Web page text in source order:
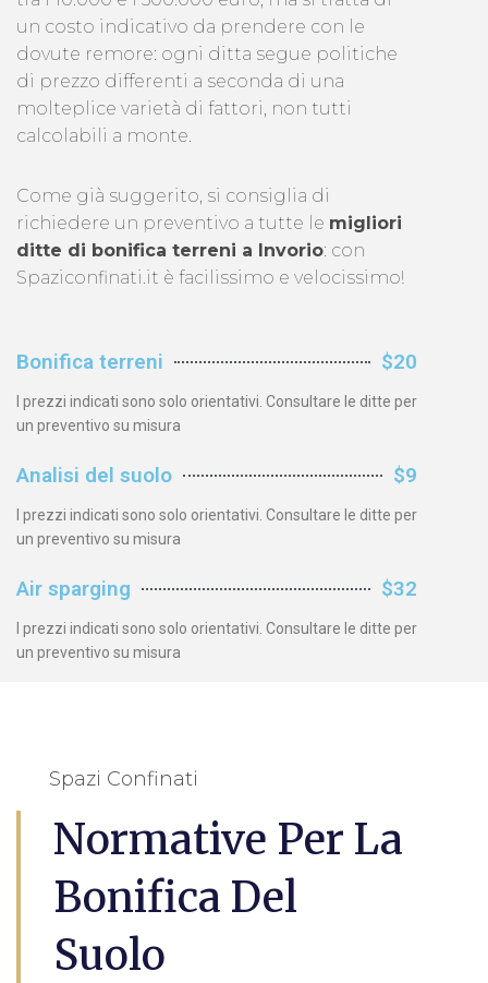
un costo indicativo da prendere con le
dovute remore: ogni ditta segue politiche
di prezzo differenti a seconda di una
molteplice varietà di fattori, non tutti
calcolabili a monte.
Come già suggerito, si consiglia di
richiedere un preventivo a tutte le migliori
ditte di bonifica terreni a Invorio: con
Spaziconfinati.it è facilissimo e velocissimo!
Bonifica terreni $20
I prezzi indicati sono solo orientativi. Consultare le ditte per
un preventivo su misura
Analisi del suolo $9
I prezzi indicati sono solo orientativi. Consultare le ditte per
un preventivo su misura
Air sparging $32
I prezzi indicati sono solo orientativi. Consultare le ditte per
un preventivo su misura
Spazi Confinati
Normative Per La
Bonifica Del
Suolo